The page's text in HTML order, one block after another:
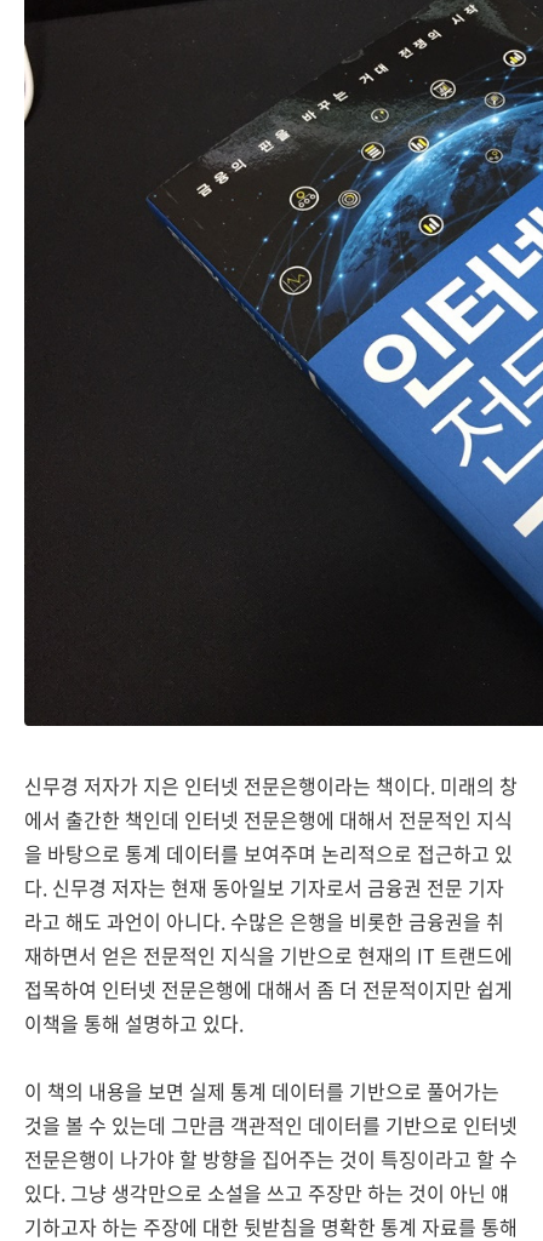
신무경 저자가 지은 인터넷 전문은행이라는 책이다. 미래의 창
에서 출간한 책인데 인터넷 전문은행에 대해서 전문적인 지식
을 바탕으로 통계 데이터를 보여주며 논리적으로 접근하고 있
다. 신무경 저자는 현재 동아일보 기자로서 금융권 전문 기자
라고 해도 과언이 아니다. 수많은 은행을 비롯한 금융권을 취
재하면서 얻은 전문적인 지식을 기반으로 현재의 IT 트랜드에
접목하여 인터넷 전문은행에 대해서 좀 더 전문적이지만 쉽게
이책을 통해 설명하고 있다.
이 책의 내용을 보면 실제 통계 데이터를 기반으로 풀어가는
것을 볼 수 있는데 그만큼 객관적인 데이터를 기반으로 인터넷
전문은행이 나가야 할 방향을 집어주는 것이 특징이라고 할 수
있다. 그냥 생각만으로 소설을 쓰고 주장만 하는 것이 아닌 얘
기하고자 하는 주장에 대한 뒷받침을 명확한 통계 자료를 통해